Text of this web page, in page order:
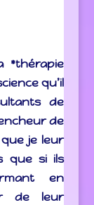
*thérapie
qu’il
de
de
je leur
que si ils
en
de leur